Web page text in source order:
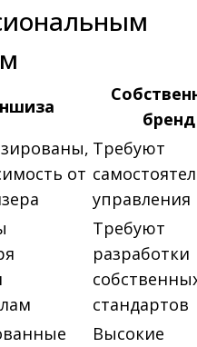
бренд
от
Требуют
управления
Требуют
разработки
стандартов
Высокие